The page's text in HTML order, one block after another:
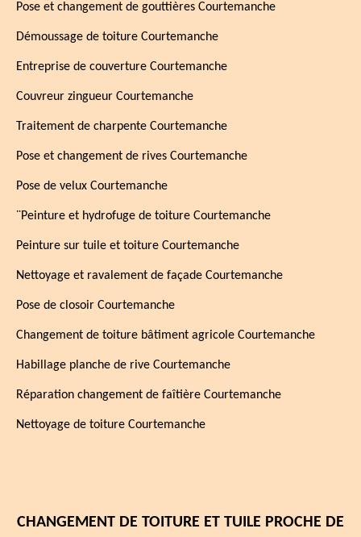
Pose et changement de gouttières Courtemanche
Démoussage de toiture Courtemanche
Entreprise de couverture Courtemanche
Couvreur zingueur Courtemanche
Traitement de charpente Courtemanche
Pose et changement de rives Courtemanche
Pose de velux Courtemanche
¨Peinture et hydrofuge de toiture Courtemanche
Peinture sur tuile et toiture Courtemanche
Nettoyage et ravalement de façade Courtemanche
Pose de closoir Courtemanche
Changement de toiture bâtiment agricole Courtemanche
Habillage planche de rive Courtemanche
Réparation changement de faîtière Courtemanche
Nettoyage de toiture Courtemanche
CHANGEMENT DE TOITURE ET TUILE PROCHE DE